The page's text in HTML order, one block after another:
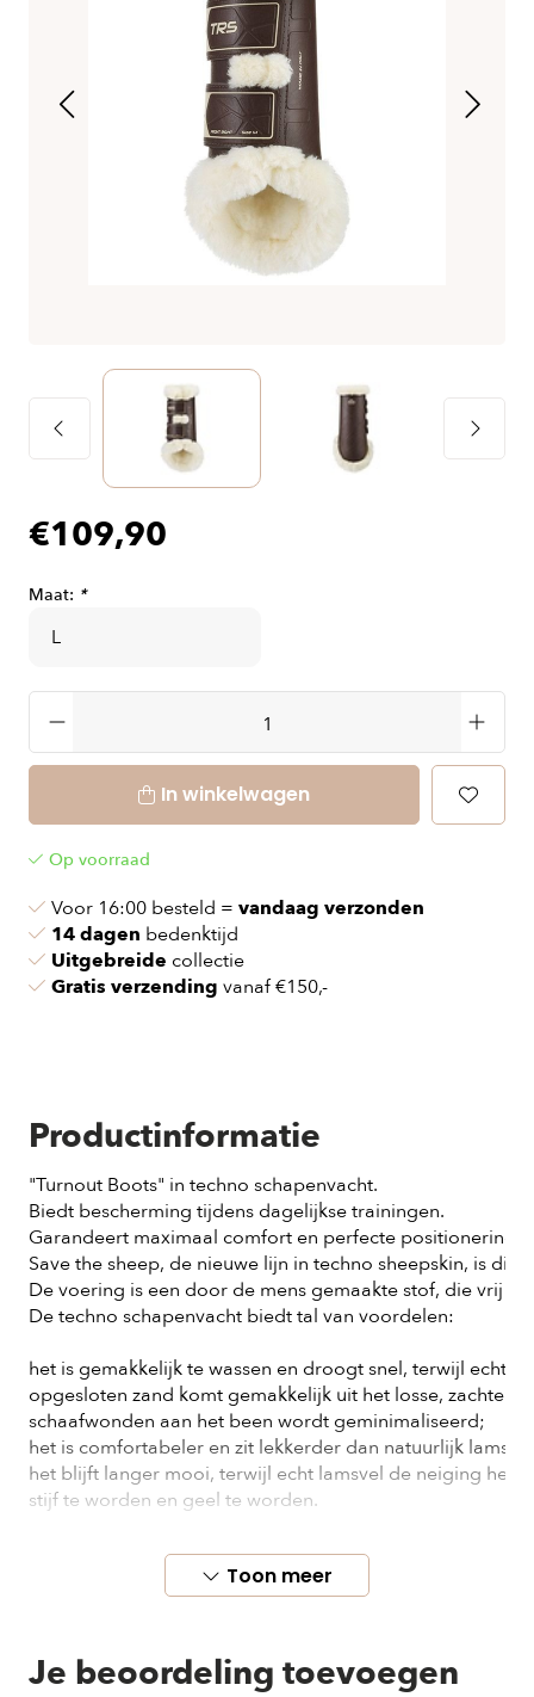
€109,90
Maat: *
In winkelwagen
Op voorraad
Voor 16:00 besteld = vandaag verzonden
14 dagen bedenktijd
Uitgebreide collectie
Gratis verzending vanaf €150,-
Productinformatie
"Turnout Boots" in techno schapenvacht.
Biedt bescherming tijdens dagelijkse trainingen.
Garandeert maximaal comfort en perfecte positionering.
Save the sheep, de nieuwe lijn in techno sheepskin, is
De voering is een door de mens gemaakte stof, die vrij
De techno schapenvacht biedt tal van voordelen:
het is gemakkelijk te wassen en droogt snel, terwijl echt
opgesloten zand komt gemakkelijk uit het losse, zachte
schaafwonden aan het been wordt geminimaliseerd;
het is comfortabeler en zit lekkerder dan natuurlijk
het blijft langer mooi, terwijl echt lamsvel de neiging
stijf te worden en geel te worden.
Toon meer
Je beoordeling toevoegen